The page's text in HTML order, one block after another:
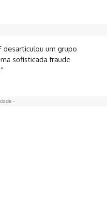
desarticulou um grupo
sofisticada fraude
-